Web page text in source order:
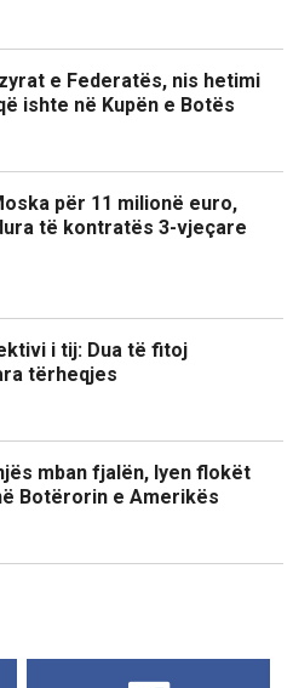
e Federatës, nis hetimi
ishte në Kupën e Botës
për 11 milionë euro,
të kontratës 3-vjeçare
i tij: Dua të fitoj
tërheqjes
mban fjalën, lyen flokët
Botërorin e Amerikës